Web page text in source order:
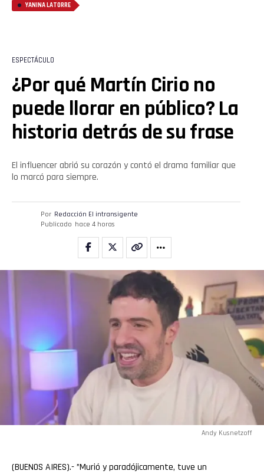
YANINA LATORRE
ESPECTÁCULO
¿Por qué Martín Cirio no
puede llorar en público? La
historia detrás de su frase
El influencer abrió su corazón y contó el drama familiar que
lo marcó para siempre.
Por Redacción El intransigente
Publicado hace 4 horas
Andy Kusnetzoff
(BUENOS AIRES).- ”Murió y paradójicamente, tuve un